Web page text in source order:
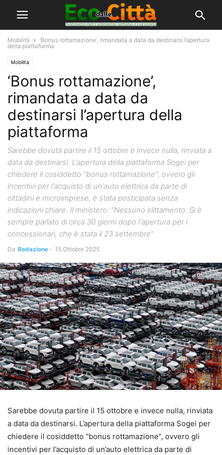
Mobilità
‘Bonus rottamazione’, rimandata a data da destinarsi l’apertura
della piattaforma
Mobilità
‘Bonus rottamazione’,
rimandata a data da
destinarsi l’apertura della
piattaforma
Sarebbe dovuta partire il 15 ottobre e invece nulla, rinviata a
data da destinarsi. L'apertura della piattaforma Sogei per
chiedere il cosiddetto "bonus rottamazione", ovvero gli
incentivi per l'acquisto di un'auto elettrica da parte di
cittadini e microimprese, è stata posticipata senza
indicazioni chiare. Il ministero: "Nessuno slittamento. Si è
sempre parlato di circa 30 giorni dopo l'apertura per i
concessionari, che è stata il 23 settembre"
Da Redazione - 15 Ottobre 2025
Sarebbe dovuta partire il 15 ottobre e invece nulla, rinviata
a data da destinarsi. L’apertura della piattaforma Sogei per
chiedere il cosiddetto “bonus rottamazione”, ovvero gli
incentivi per l’acquisto di un’auto elettrica da parte di